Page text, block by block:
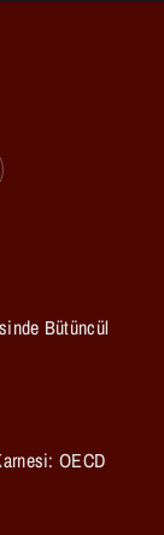
Bütüncül
OECD